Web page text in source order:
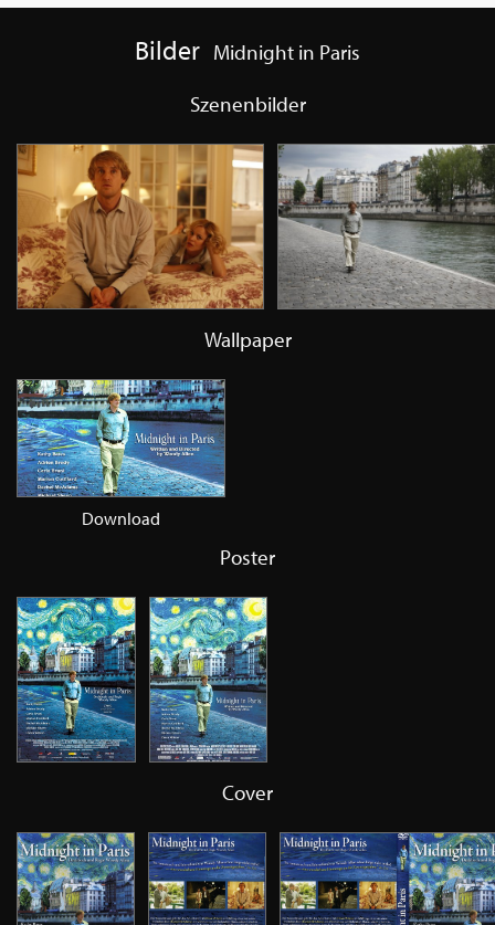
Bilder Midnight in Paris
Szenenbilder
Wallpaper
Download
Poster
Cover